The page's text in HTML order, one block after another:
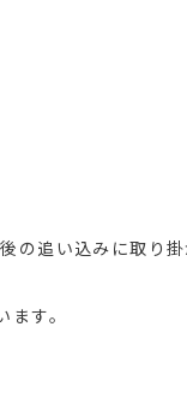
の追い込みに取り掛
す。